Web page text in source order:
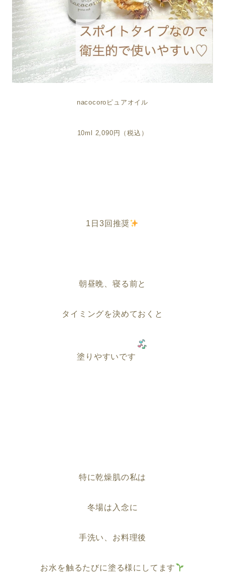
nacocoroピュアオイル
10ml 2,090円（税込）
1日3回推奨
朝昼晩、寝る前と
タイミングを決めておくと
塗りやすいです
特に乾燥肌の私は
冬場は入念に
手洗い、お料理後
お水を触るたびに塗る様にしてます